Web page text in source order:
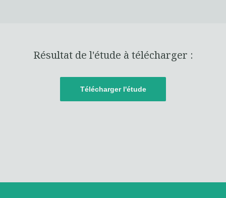
Résultat de l'étude à télécharger :
Télécharger l'étude